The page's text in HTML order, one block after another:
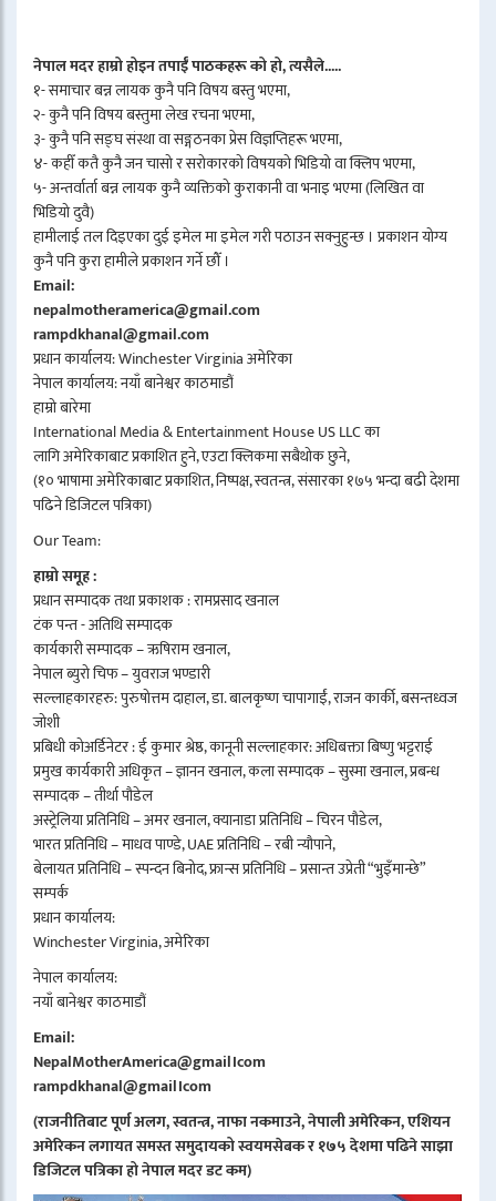
नेपाल मदर हाम्रो होइन तपाईँ पाठकहरू को हो, त्यसैले.....
१- समाचार बन्न लायक कुनै पनि विषय बस्तु भएमा,
२- कुनै पनि विषय बस्तुमा लेख रचना भएमा,
३- कुनै पनि सङ्घ संस्था वा सङ्गठनका प्रेस विज्ञप्तिहरू भएमा,
४- कहीँ कतै कुनै जन चासो र सरोकारको विषयको भिडियो वा क्लिप भएमा,
५- अन्तर्वार्ता बन्न लायक कुनै व्यक्तिको कुराकानी वा भनाइ भएमा (लिखित वा
भिडियो दुवै)
हामीलाई तल दिइएका दुई इमेल मा इमेल गरी पठाउन सक्नुहुन्छ । प्रकाशन योग्य
कुनै पनि कुरा हामीले प्रकाशन गर्ने छौँ ।
Email:
nepalmotheramerica@gmail.com
rampdkhanal@gmail.com
प्रधान कार्यालय: Winchester Virginia अमेरिका
नेपाल कार्यालय: नयाँ बानेश्वर काठमाडौं
हाम्रो बारेमा
International Media & Entertainment House US LLC का
लागि अमेरिकाबाट प्रकाशित हुने, एउटा क्लिकमा सबैथोक छुने,
(१० भाषामा अमेरिकाबाट प्रकाशित, निष्पक्ष, स्वतन्त्र, संसारका १७५ भन्दा बढी देशमा
पढिने डिजिटल पत्रिका)
Our Team:
हाम्रो समूह :
प्रधान सम्पादक तथा प्रकाशक : रामप्रसाद खनाल
टंक पन्त - अतिथि सम्पादक
कार्यकारी सम्पादक – ऋषिराम खनाल,
नेपाल ब्युरो चिफ – युवराज भण्डारी
सल्लाहकारहरु: पुरुषोत्तम दाहाल, डा. बालकृष्ण चापागाईं, राजन कार्की, बसन्तध्वज
जोशी
प्रबिधी कोअर्डिनेटर : ई कुमार श्रेष्ठ, कानूनी सल्लाहकार: अधिबक्ता बिष्णु भट्टराई
प्रमुख कार्यकारी अधिकृत – ज्ञानन खनाल, कला सम्पादक – सुस्मा खनाल, प्रबन्ध
सम्पादक – तीर्था पौडेल
अस्ट्रेलिया प्रतिनिधि – अमर खनाल, क्यानाडा प्रतिनिधि – चिरन पौडेल,
भारत प्रतिनिधि – माधव पाण्डे, UAE प्रतिनिधि – रबी न्यौपाने,
बेलायत प्रतिनिधि – स्पन्दन बिनोद, फ्रान्स प्रतिनिधि – प्रसान्त उप्रेती “भुइँमान्छे”
सम्पर्क
प्रधान कार्यालय:
Winchester Virginia, अमेरिका
नेपाल कार्यालय:
नयाँ बानेश्वर काठमाडौं
Email:
NepalMotherAmerica@gmail।com
rampdkhanal@gmail।com
(राजनीतिबाट पूर्ण अलग, स्वतन्त्र, नाफा नकमाउने, नेपाली अमेरिकन, एशियन
अमेरिकन लगायत समस्त समुदायको स्वयमसेबक र १७५ देशमा पढिने साझा
डिजिटल पत्रिका हो नेपाल मदर डट कम)